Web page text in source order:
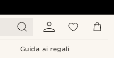
Guida ai regali